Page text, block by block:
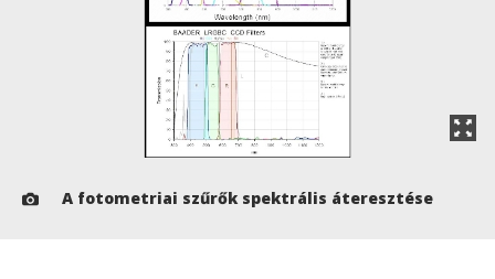
A fotometriai szűrők spektrális áteresztése